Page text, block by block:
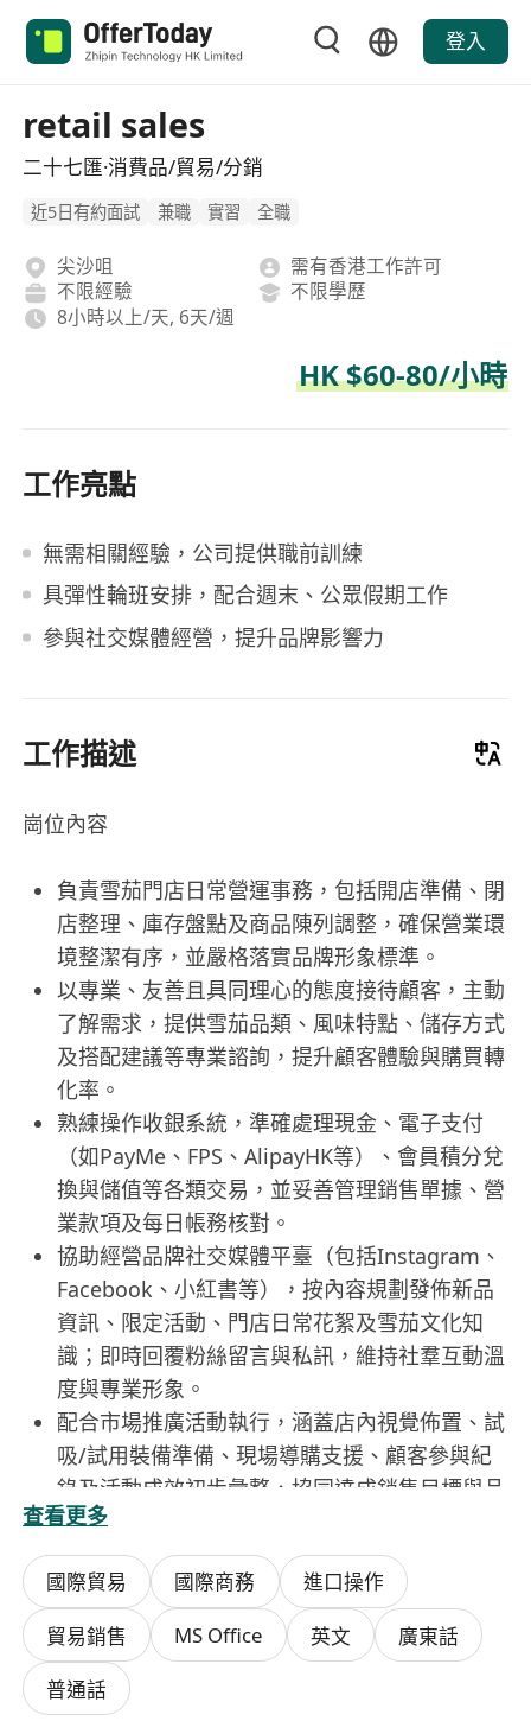
登入
retail sales
二十七匯·消費品/貿易/分銷
近5日有約面試 兼職 實習 全職
尖沙咀
需有香港工作許可
不限經驗
不限學歷
8小時以上/天, 6天/週
HK $60-80/小時
工作亮點
無需相關經驗，公司提供職前訓練
具彈性輪班安排，配合週末、公眾假期工作
參與社交媒體經營，提升品牌影響力
工作描述
崗位內容
負責雪茄門店日常營運事務，包括開店準備、閉
店整理、庫存盤點及商品陳列調整，確保營業環
境整潔有序，並嚴格落實品牌形象標準。
以專業、友善且具同理心的態度接待顧客，主動
了解需求，提供雪茄品類、風味特點、儲存方式
及搭配建議等專業諮詢，提升顧客體驗與購買轉
化率。
熟練操作收銀系統，準確處理現金、電子支付
（如PayMe、FPS、AlipayHK等）、會員積分兌
換與儲值等各類交易，並妥善管理銷售單據、營
業款項及每日帳務核對。
協助經營品牌社交媒體平臺（包括Instagram、
Facebook、小紅書等），按內容規劃發佈新品
資訊、限定活動、門店日常花絮及雪茄文化知
識；即時回覆粉絲留言與私訊，維持社羣互動溫
度與專業形象。
配合市場推廣活動執行，涵蓋店內視覺佈置、試
吸/試用裝備準備、現場導購支援、顧客參與紀
錄及活動成效初步彙整，協同達成銷售目標與品
牌影響力雙重指標。
工作要求
具備基本零售服務經驗者優先；無相關經驗亦歡
迎應徵，公司提供系統化職前訓練與持續在職輔
查看更多
國際貿易 國際商務
進口操作
貿易銷售
MS Office 英文
廣東話
普通話